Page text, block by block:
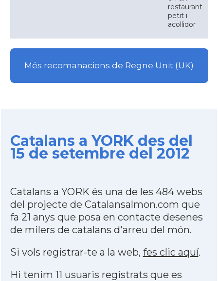
restaurant
petit i
acollidor
Més recomanacions de Regne Unit (UK)
Catalans a YORK des del
15 de setembre del 2012
Catalans a YORK és una de les 484 webs
del projecte de Catalansalmon.com que
fa 21 anys que posa en contacte desenes
de milers de catalans d'arreu del món.
Si vols registrar-te a la web, fes clic aquí.
Hi tenim 11 usuaris registrats que es